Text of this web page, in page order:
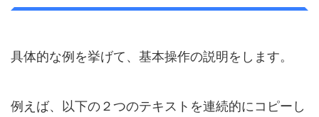
具体的な例を挙げて、基本操作の説明をします。
例えば、以下の２つのテキストを連続的にコピーし